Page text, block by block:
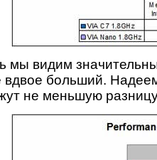
мы видим
вдвое больший.
не меньшую